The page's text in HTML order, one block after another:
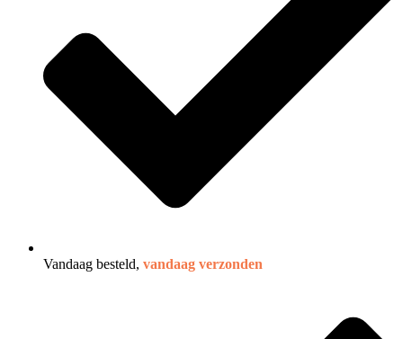
Vandaag besteld, vandaag verzonden